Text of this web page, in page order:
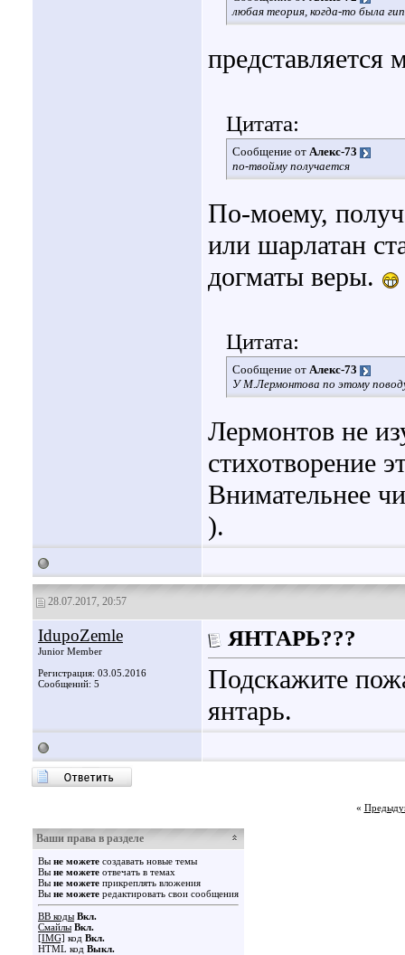
любая теория, когда-то была
представляется
Цитата:
Сообщение от Алекс-73
по-твойму получается
По-моему,
или шарлатан
догматы веры.
Цитата:
Сообщение от Алекс-73
У М.Лермонтова по этому
Лермонтов не
стихотворение
Внимательнее
).
28.07.2017, 20:57
IdupoZemle
Junior Member
Регистрация: 03.05.2016
Сообщений: 5
ЯНТАРЬ???
Подскажите
янтарь.
«
Ваши права в разделе
Вы не можете создавать новые темы
Вы не можете отвечать в темах
Вы не можете прикреплять вложения
Вы не можете редактировать свои сообщения
BB коды Вкл.
Смайлы Вкл.
[IMG] код Вкл.
HTML код Выкл.